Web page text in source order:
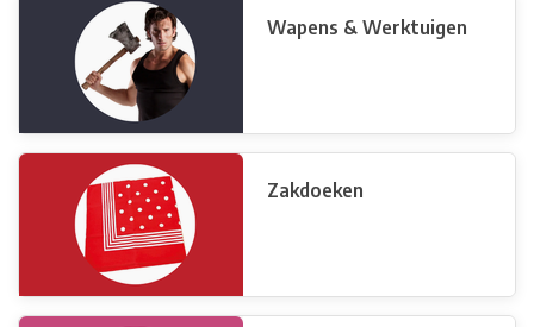
Wapens & Werktuigen
Zakdoeken